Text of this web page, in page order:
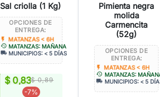
Sal criolla (1 Kg)
OPCIONES DE
ENTREGA:
flash_on MATANZAS < 6H
history MATANZAS: MAÑANA
local_shipping MUNICIPIOS: < 5 DÍAS
$ 0,83$ 0,89
-7%
Pimienta negra
molida
Carmencita
(52g)
OPCIONES DE
ENTREGA:
flash_on MATANZAS < 6H
history MATANZAS:
local_shipping MUNICIPIOS: < 5